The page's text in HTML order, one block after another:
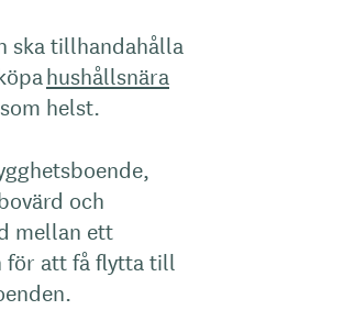
ska tillhandahålla
hushållsnära
helst.
och
mellan ett
för att få flytta till